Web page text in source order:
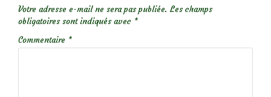
Votre adresse e-mail ne sera pas publiée. Les champs
obligatoires sont indiqués avec *
Commentaire *